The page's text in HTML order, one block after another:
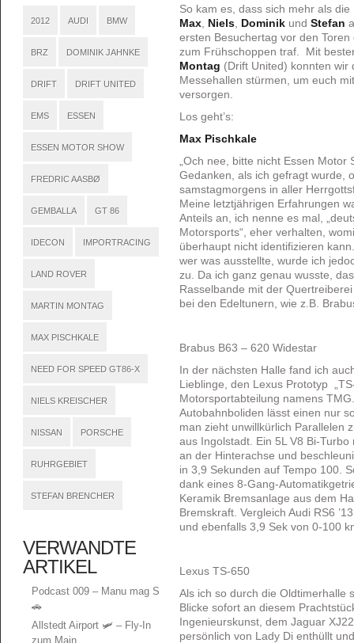
2012 AUDI BMW
BRZ DOMINIK JAHNKE
DRIFT DRIFT UNITED
EMS ESSEN
ESSEN MOTOR SHOW
FREDRIC AASBØ
GEMBALLA GT 86
IDECON IMPORTRACING
LAND ROVER
MARTIN MONTAG
MAX PISCHKALE
NEED FOR SPEED GT86-X
NIELS KREISCHER
NISSAN PORSCHE
RUHRGEBIET
STEFAN BRENCHER
VERWANDTE
ARTIKEL
Podcast 009 – Manu mag S
🚗
Allstedt Airport 🛩️ – Fly-In
zum Main
So kam es, dass sich mehr als
Max, Niels, Dominik und Stefan
ersten Besuchertag vor den
zum Frühschoppen traf. Mit
Montag (Drift United) konnten wir
Messehallen stürmen, um euch
versorgen.
Los geht’s:
Max Pischkale
„Och nee, bitte nicht Essen Motor
Gedanken, als ich gefragt wurde,
samstagmorgens in aller
Meine letztjährigen Erfahrungen
Anteils an, ich nenne es mal,
Motorsports“, eher verhalten,
überhaupt nicht identifizieren
wer was ausstellte, wurde ich
zu. Da ich ganz genau wusste,
Rasselbande mit der
bei den Edeltunern, wie z.B.
Brabus B63 – 620 Widestar
In der nächsten Halle fand ich
Lieblinge, den Lexus Prototyp
Motorsportabteilung namens
Autobahnboliden lässt einen nur
man zieht unwillkürlich Parallelen
aus Ingolstadt. Ein 5L V8 Bi-
an der Hinterachse und
in 3,9 Sekunden auf Tempo 100.
dank eines 8-Gang-
Keramik Bremsanlage aus dem
Bremskraft. Vergleich Audi RS6
und ebenfalls 3,9 Sek von 0-100
Lexus TS-650
Als ich so durch die Oldtimerhalle
Blicke sofort an diesem
Ingenieurskunst, dem Jaguar
persönlich von Lady Di enthüllt